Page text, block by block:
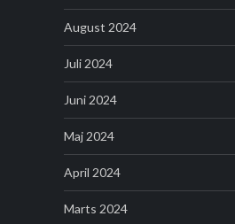
August 2024
Juli 2024
Juni 2024
Maj 2024
April 2024
Marts 2024